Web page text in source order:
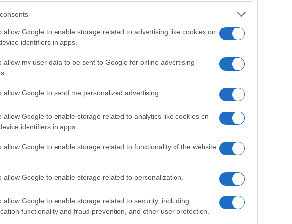
allow Google to enable storage related to advertising like cookies on
identifiers in apps.
allow my user data to be sent to Google for online advertising
allow Google to send me personalized advertising.
allow Google to enable storage related to analytics like cookies on
identifiers in apps.
allow Google to enable storage related to functionality of the website
allow Google to enable storage related to personalization.
allow Google to enable storage related to security, including
functionality and fraud prevention, and other user protection.
ανεβαίνει, ανάλογα με τον καιρό.
το σπήλαιο Γραβολιθιά. Το μεγάλο και βαθύ
σταλακτίτες. Σε πολλές περιπτώσεις και εξ
οι σταλαγμίτες έχουν ενωθεί και έχουν
ήταν η φωλιά των δύο δράκων. Ο ένας
πριν από μερικούς αιώνες, αλλά ο άλλος έμενε
νύχτα για να καταβροχθίσει ένα πρόβατο ή μια
στο σπήλαιο. Τα τελευταία δύο χρόνια δεν έχω
χαμηλό μέρος στο σπήλαιο Γραβολιθιά
λέγεται
μικρές εισόδους, αλλά μόνο μία είναι κατάλληλη
η κύρια αίθουσα του σπηλαίου με εντυπωσιακή
μαγευτικούς σταλακτίτες, διαφορετικές
κολώνες. Κάποιοι σταλαγμίτες είναι πολύ
Το σπήλαιο είναι εξαιρετικά ευάλωτο